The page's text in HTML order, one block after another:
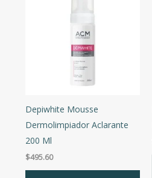
Depiwhite Mousse
Dermolimpiador Aclarante
200 Ml
$495.60